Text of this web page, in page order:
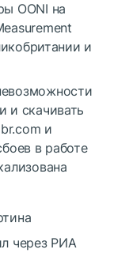
OONI на
и
и скачивать
и
в работе
через РИА